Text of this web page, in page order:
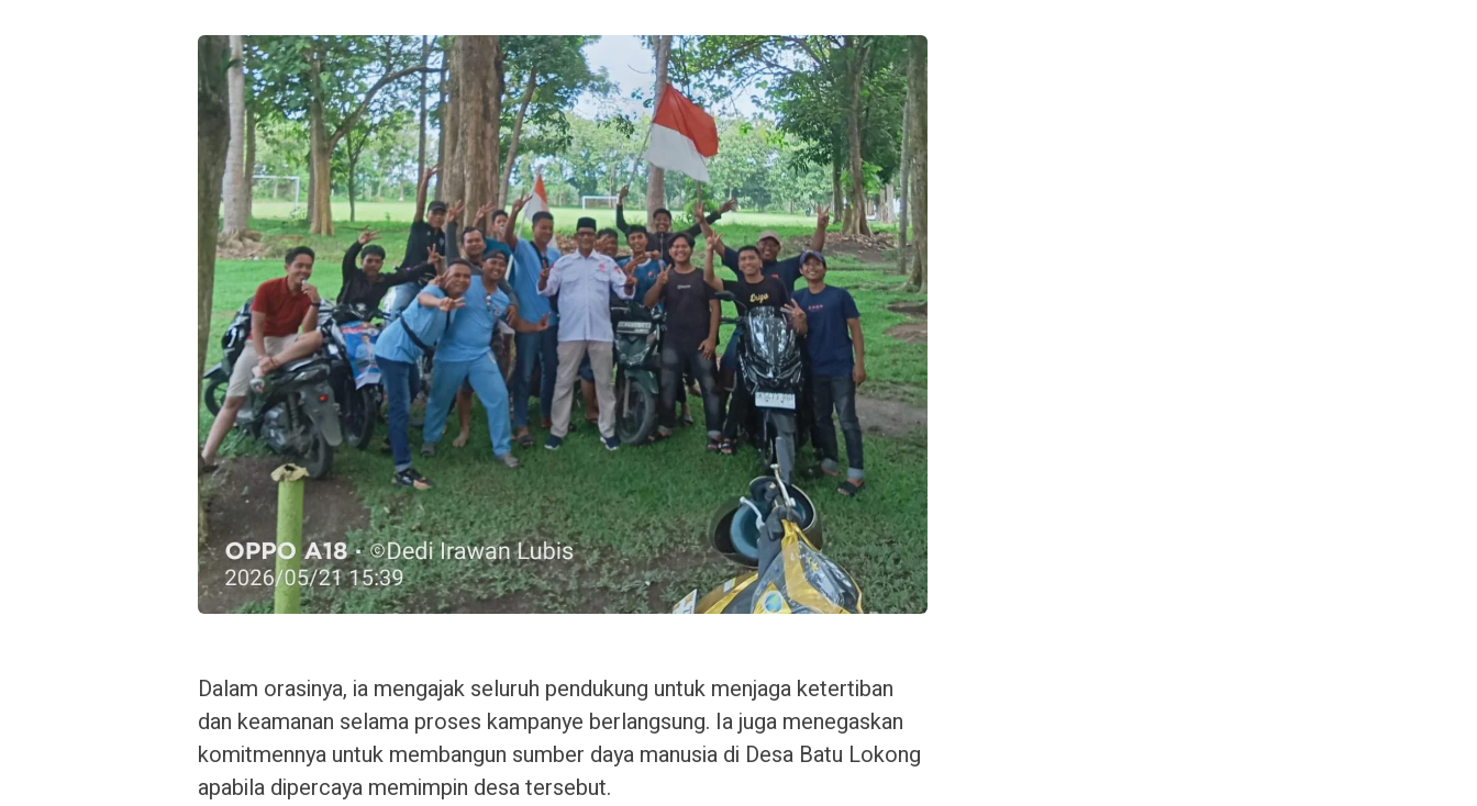
Dalam orasinya, ia mengajak seluruh pendukung untuk menjaga ketertiban
dan keamanan selama proses kampanye berlangsung. Ia juga menegaskan
komitmennya untuk membangun sumber daya manusia di Desa Batu Lokong
apabila dipercaya memimpin desa tersebut.